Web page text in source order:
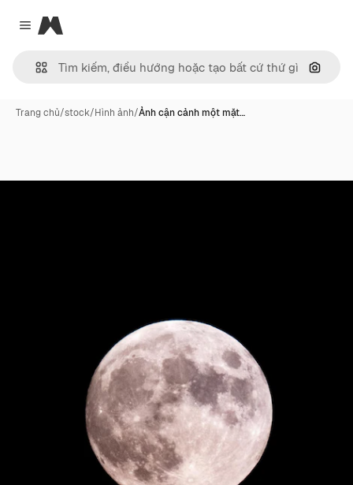
Close menu
Magnific
Tìm
Trang chủ/stock/Hình ảnh/Ảnh cận cảnh một mặt…